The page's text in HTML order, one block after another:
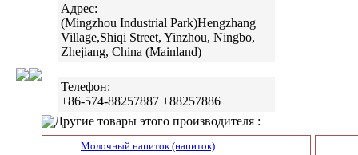
Адрес:
(Mingzhou Industrial Park)Hengzhang
Village,Shiqi Street, Yinzhou, Ningbo,
Zhejiang, China (Mainland)
Телефон:
+86-574-88257887 +88257886
Другие товары этого производителя :
Молочный напиток (напиток)